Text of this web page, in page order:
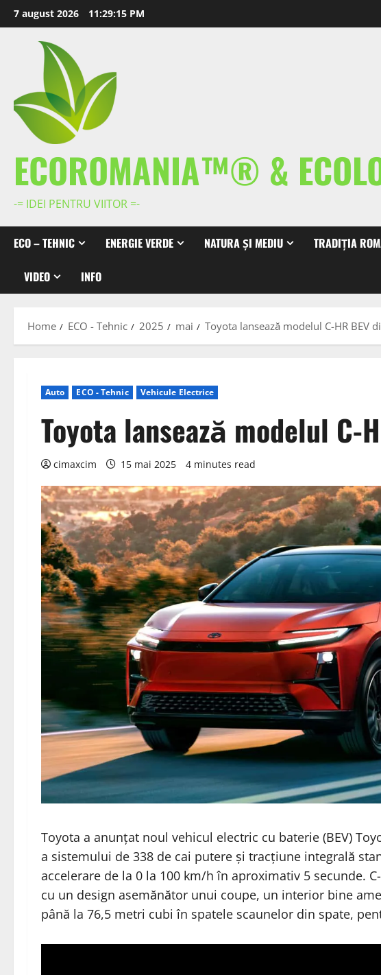
Skip
to
content
7 august 2026 11:29:16 PM
ECOROMANIA™® &
-= IDEI PENTRU VIITOR =-
ECO – TEHNIC ENERGIE VERDE NATURA ȘI MEDIU TRADIȚIA
VIDEO INFO
Home ECO - Tehnic 2025 mai Toyota lansează modelul C-HR BEV
Auto ECO - Tehnic Vehicule Electrice
Toyota lansează modelul C-
cimaxcim 15 mai 2025 4 minutes read
Toyota a anunțat noul vehicul electric cu baterie (BEV)
a sistemului de 338 de cai putere și tracțiune integrală
accelerare de la 0 la 100 km/h în aproximativ 5 secunde.
cu un design asemănător unui coupe, un interior bine
până la 76,5 metri cubi în spatele scaunelor din spate,